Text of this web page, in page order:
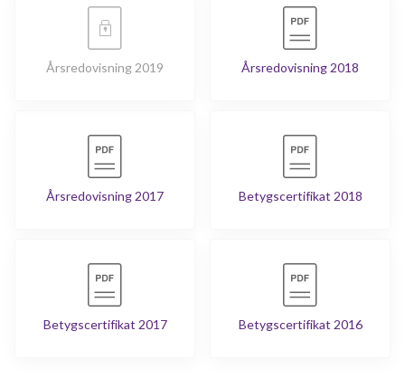
Årsredovisning 2019 Årsredovisning 2018
Årsredovisning 2017 Betygscertifikat 2018
Betygscertifikat 2017 Betygscertifikat 2016